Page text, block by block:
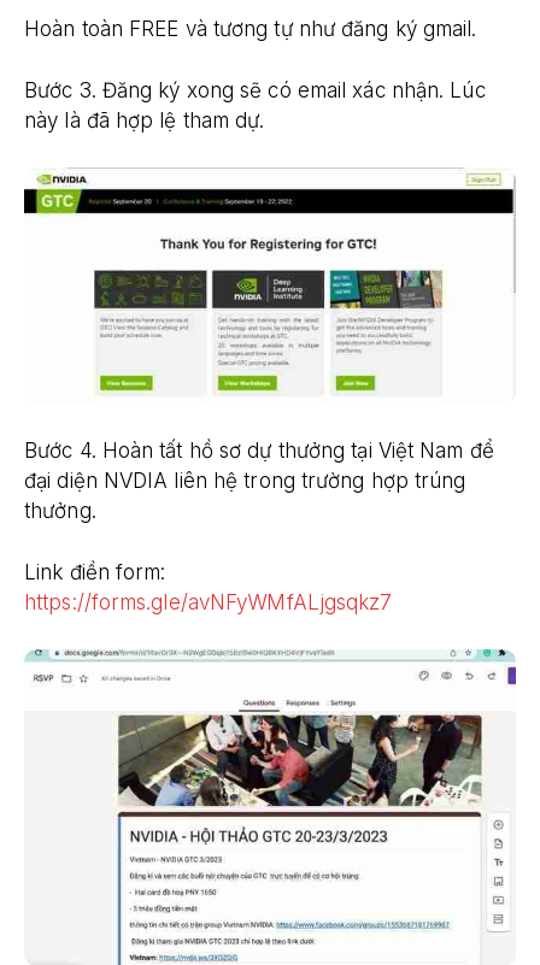
Hoàn toàn FREE và tương tự như đăng ký gmail.
Bước 3. Đăng ký xong sẽ có email xác nhận. Lúc
này là đã hợp lệ tham dự.
Bước 4. Hoàn tất hồ sơ dự thưởng tại Việt Nam để
đại diện NVDIA liên hệ trong trường hợp trúng
thưởng.
Link điền form:
https://forms.gle/avNFyWMfALjgsqkz7